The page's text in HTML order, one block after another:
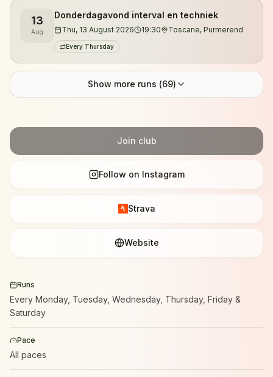
Wil je eerst kennismaken? Je bent altijd welkom voor
een vrijblijvende proefles.
13
Aug
Donderdagavond interval en techniek
Thu, 13 August 2026 19:30 Toscane, Purmerend
Every Thursday
Show more runs (69)
Join club
Follow on Instagram
Strava
Website
Runs
Every Monday, Tuesday, Wednesday, Thursday, Friday &
Saturday
Pace
All paces